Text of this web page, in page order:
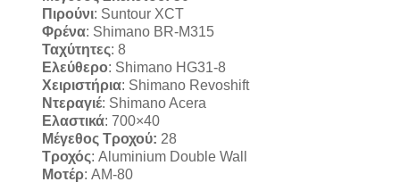
Πιρούνι: Suntour XCT
Φρένα: Shimano BR-M315
Ταχύτητες: 8
Ελεύθερο: Shimano HG31-8
Χειριστήρια: Shimano Revoshift
Ντεραγιέ: Shimano Acera
Ελαστικά: 700×40
Μέγεθος Τροχού: 28
Τροχός: Aluminium Double Wall
Μοτέρ: AM-80